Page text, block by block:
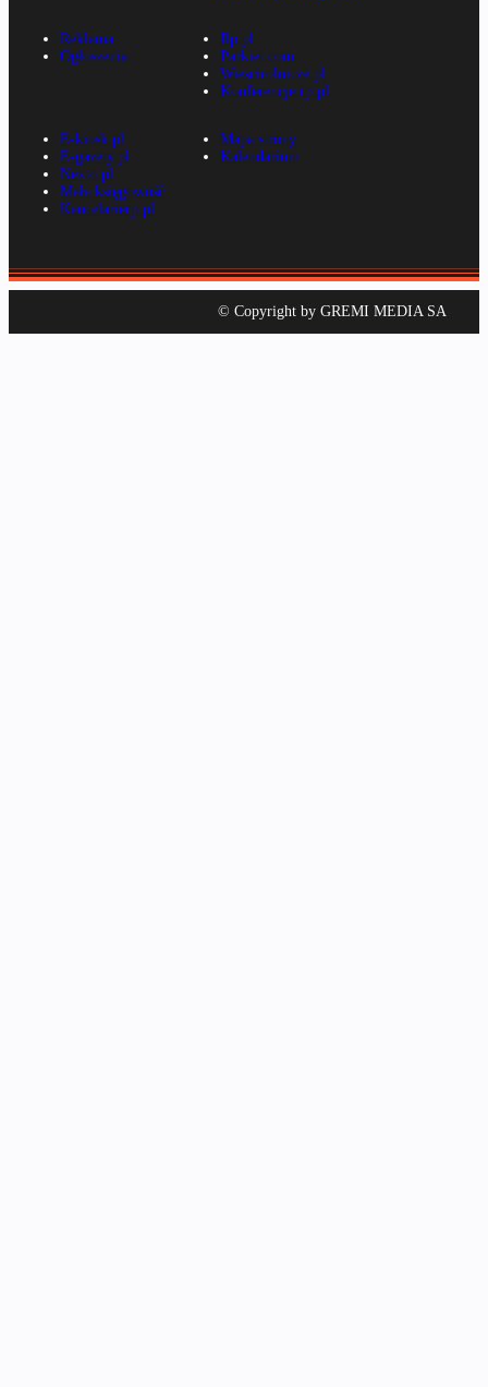
Reklama
Ogłoszenia
Rp.pl
Parkiet.com
Wiescirolnicze.pl
Konferencje.rp.pl
E-kiosk.pl
E-gazety.pl
Nexto.pl
Mała księgowość
Kancelarierp.pl
Mapa strony
Kalendarium
© Copyright by GREMI MEDIA SA